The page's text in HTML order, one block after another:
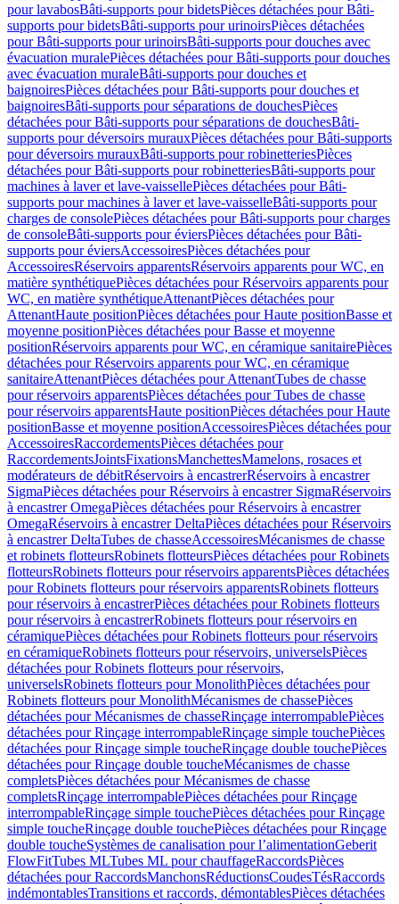
pour lavabosBâti-supports pour bidetsPièces détachées pour Bâti-
supports pour bidetsBâti-supports pour urinoirsPièces détachées
pour Bâti-supports pour urinoirsBâti-supports pour douches avec
évacuation muralePièces détachées pour Bâti-supports pour douches
avec évacuation muraleBâti-supports pour douches et
baignoiresPièces détachées pour Bâti-supports pour douches et
baignoiresBâti-supports pour séparations de douchesPièces
détachées pour Bâti-supports pour séparations de douchesBâti-
supports pour déversoirs murauxPièces détachées pour Bâti-supports
pour déversoirs murauxBâti-supports pour robinetteriesPièces
détachées pour Bâti-supports pour robinetteriesBâti-supports pour
machines à laver et lave-vaissellePièces détachées pour Bâti-
supports pour machines à laver et lave-vaisselleBâti-supports pour
charges de consolePièces détachées pour Bâti-supports pour charges
de consoleBâti-supports pour éviersPièces détachées pour Bâti-
supports pour éviersAccessoiresPièces détachées pour
AccessoiresRéservoirs apparentsRéservoirs apparents pour WC, en
matière synthétiquePièces détachées pour Réservoirs apparents pour
WC, en matière synthétiqueAttenantPièces détachées pour
AttenantHaute positionPièces détachées pour Haute positionBasse et
moyenne positionPièces détachées pour Basse et moyenne
positionRéservoirs apparents pour WC, en céramique sanitairePièces
détachées pour Réservoirs apparents pour WC, en céramique
sanitaireAttenantPièces détachées pour AttenantTubes de chasse
pour réservoirs apparentsPièces détachées pour Tubes de chasse
pour réservoirs apparentsHaute positionPièces détachées pour Haute
positionBasse et moyenne positionAccessoiresPièces détachées pour
AccessoiresRaccordementsPièces détachées pour
RaccordementsJointsFixationsManchettesMamelons, rosaces et
modérateurs de débitRéservoirs à encastrerRéservoirs à encastrer
SigmaPièces détachées pour Réservoirs à encastrer SigmaRéservoirs
à encastrer OmegaPièces détachées pour Réservoirs à encastrer
OmegaRéservoirs à encastrer DeltaPièces détachées pour Réservoirs
à encastrer DeltaTubes de chasseAccessoiresMécanismes de chasse
et robinets flotteursRobinets flotteursPièces détachées pour Robinets
flotteursRobinets flotteurs pour réservoirs apparentsPièces détachées
pour Robinets flotteurs pour réservoirs apparentsRobinets flotteurs
pour réservoirs à encastrerPièces détachées pour Robinets flotteurs
pour réservoirs à encastrerRobinets flotteurs pour réservoirs en
céramiquePièces détachées pour Robinets flotteurs pour réservoirs
en céramiqueRobinets flotteurs pour réservoirs, universelsPièces
détachées pour Robinets flotteurs pour réservoirs,
universelsRobinets flotteurs pour MonolithPièces détachées pour
Robinets flotteurs pour MonolithMécanismes de chassePièces
détachées pour Mécanismes de chasseRinçage interrompablePièces
détachées pour Rinçage interrompableRinçage simple touchePièces
détachées pour Rinçage simple toucheRinçage double touchePièces
détachées pour Rinçage double toucheMécanismes de chasse
completsPièces détachées pour Mécanismes de chasse
completsRinçage interrompablePièces détachées pour Rinçage
interrompableRinçage simple touchePièces détachées pour Rinçage
simple toucheRinçage double touchePièces détachées pour Rinçage
double toucheSystèmes de canalisation pour l’alimentationGeberit
FlowFitTubes MLTubes ML pour chauffageRaccordsPièces
détachées pour RaccordsManchonsRéductionsCoudesTésRaccords
indémontablesTransitions et raccords, démontablesPièces détachées